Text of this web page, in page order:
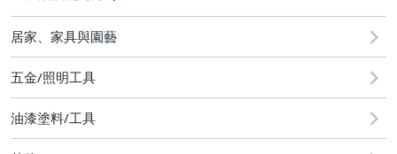
手機、配件與通訊
女包精品與女鞋
居家、家具與園藝
五金/照明工具
油漆塗料/工具